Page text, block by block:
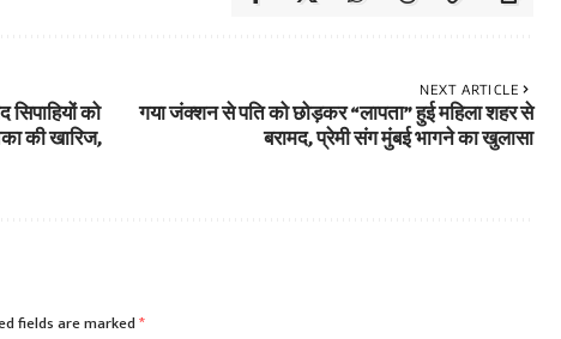
को
की खारिज,
NEXT ARTICLE
गया जंक्शन से पति को छोड़कर “लापता” हुई महिला शहर से
बरामद, प्रेमी संग मुंबई भागने का खुलासा
fields are marked*